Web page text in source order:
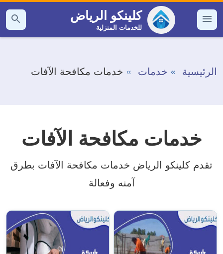
التجاوز
إلى القائمة
كلينكو الرياض
للخدمات المنزلية
بحث
عن
الرئيسية خدمات خدمات مكافحة الآفات
خدمات مكافحة الآفات
تقدم كلينكو الرياض خدمات مكافحة الآفات بطرق
آمنه وفعالة